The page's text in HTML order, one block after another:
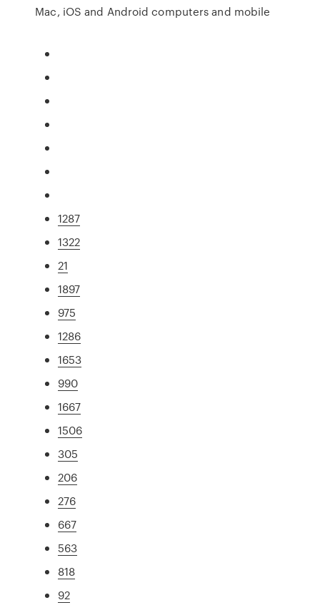
Mac, iOS and Android computers and mobile
1287
1322
21
1897
975
1286
1653
990
1667
1506
305
206
276
667
563
818
92